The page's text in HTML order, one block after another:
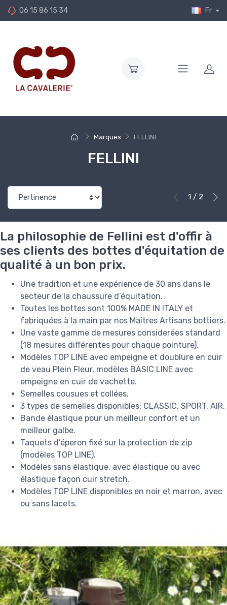
06 15 86 15 34 Fr
Marques FELLINI
FELLINI
1 / 2
La philosophie de Fellini est d'offir à
ses clients des bottes d'équitation de
qualité à un bon prix.
Une tradition et une expérience de 30 ans dans le
secteur de la chaussure d’équitation.
Toutes les bottes sont 100% MADE IN ITALY et
fabriquées à la main par nos Maîtres Artisans bottiers.
Une vaste gamme de mesures considerées standard
(18 mesures différentes pour chaque pointure).
Modèles TOP LINE avec empeigne et doublure en cuir
de veau Plein Fleur, modèles BASIC LINE avec
empeigne en cuir de vachette.
Semelles cousues et collées.
3 types de semelles disponibles: CLASSIC, SPORT, AIR.
Bande élastique pour un meilleur confort et un
meilleur galbe.
Taquets d’éperon fixé sur la protection de zip
(modèles TOP LINE).
Modèles sans élastique, avec élastique ou avec
élastique façon cuir stretch.
Modèles TOP LINE disponibles en noir et marron, avec
ou sans lacets.